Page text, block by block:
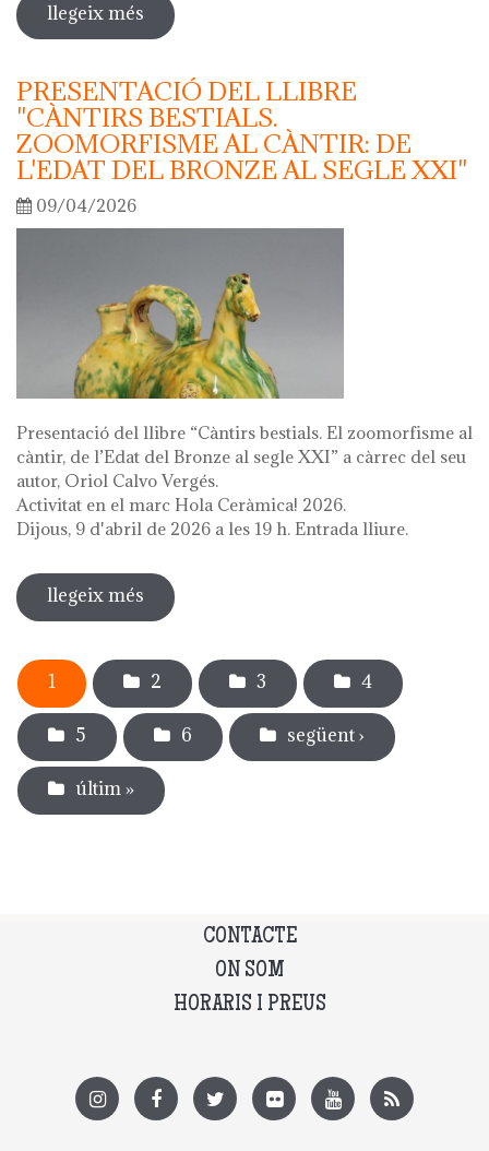
llegeix més sobre hola ceràmica! 2026
PRESENTACIÓ DEL LLIBRE
"CÀNTIRS BESTIALS.
ZOOMORFISME AL CÀNTIR: DE
L'EDAT DEL BRONZE AL SEGLE XXI"
09/04/2026
Presentació del llibre “Càntirs bestials. El zoomorfisme al
càntir, de l’Edat del Bronze al segle XXI” a càrrec del seu
autor, Oriol Calvo Vergés.
Activitat en el marc Hola Ceràmica! 2026.
Dijous, 9 d'abril de 2026 a les 19 h. Entrada lliure.
llegeix més sobre presentació del llibre "càntirs
bestials. zoomorfisme al càntir: de
Pàgines
1 2 3 4
5 6 següent ›
últim »
CONTACTE
ON SOM
HORARIS I PREUS